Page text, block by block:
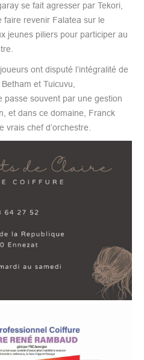
se fait agresser par Tekori,
faire revenir Falatea sur le
jeunes piliers pour participer au
ont disputé l’intégralité de
et Tuicuvu,
passe souvent par une gestion
et dans ce domaine, Franck
chef d’orchestre.